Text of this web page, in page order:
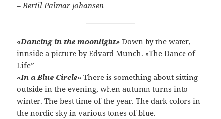
– Bertil Palmar Johansen
«Dancing in the moonlight» Down by the water,
innside a picture by Edvard Munch. «The Dance of
Life”
«In a Blue Circle» There is something about sitting
outside in the evening, when autumn turns into
winter. The best time of the year. The dark colors in
the nordic sky in various tones of blue.